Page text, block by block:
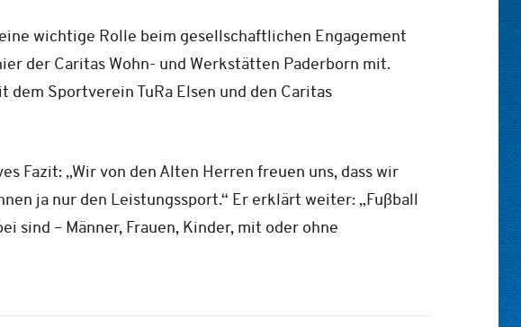
wichtige Rolle beim gesellschaftlichen Engagement
der Caritas Wohn- und Werkstätten Paderborn mit.
Sportverein TuRa Elsen und den Caritas
Fazit: „Wir von den Alten Herren freuen uns, dass wir
ja nur den Leistungssport.“ Er erklärt weiter: „Fußball
sind – Männer, Frauen, Kinder, mit oder ohne